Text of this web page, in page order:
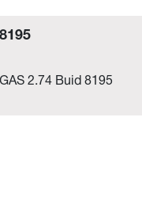
2.74 Buid 8195